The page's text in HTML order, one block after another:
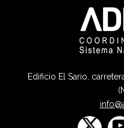
Edificio El Sario,